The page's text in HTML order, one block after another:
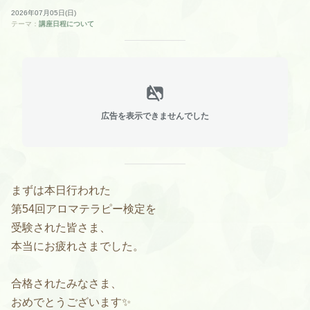
2026年07月05日(日)
テーマ： 講座日程について
広告を表示できませんでした
まずは本日行われた
第54回アロマテラピー検定を
受験された皆さま、
本当にお疲れさまでした。
合格されたみなさま、
おめでとうございます✨